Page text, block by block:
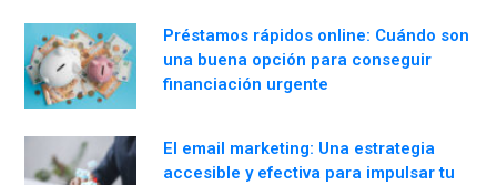
Préstamos rápidos online: Cuándo son
una buena opción para conseguir
financiación urgente
El email marketing: Una estrategia
accesible y efectiva para impulsar tu